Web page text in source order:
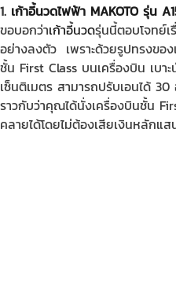
1. เก้าอี้นวดไฟฟ้า MAKOTO รุ่น
ขอบอกว่าเก้าอี้นวดรุ่นนี้ตอบโจทย์
อย่างลงตัว เพราะด้วยรูปทรงขอ
ชั้น First Class บนเครื่องบิน เบา
เซ็นติเมตร สามารถปรับเอนได้
ราวกับว่าคุณได้นั่งเครื่องบินชั้น
คลายได้โดยไม่ต้องเสียเงินหลักแส